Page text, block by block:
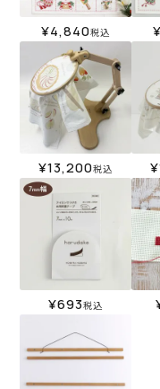
¥4,840税込 ¥
¥13,200税込 ¥
¥693税込